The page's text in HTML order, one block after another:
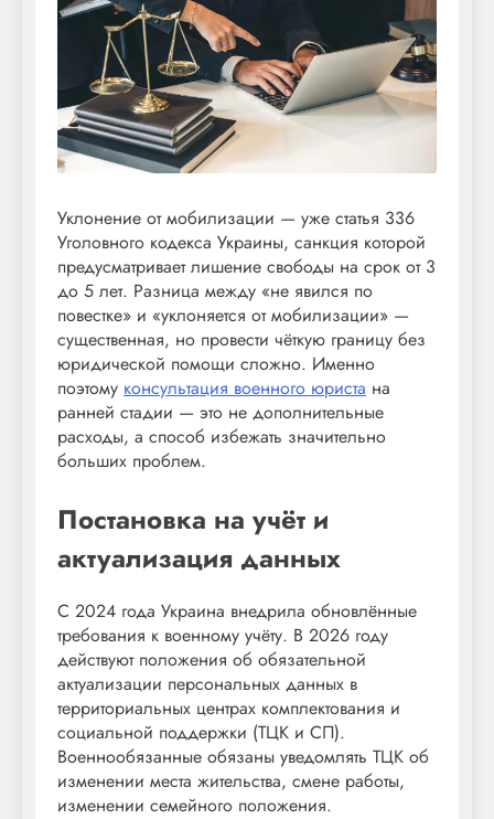
Уклонение от мобилизации — уже статья 336
Уголовного кодекса Украины, санкция которой
предусматривает лишение свободы на срок от 3
до 5 лет. Разница между «не явился по
повестке» и «уклоняется от мобилизации» —
существенная, но провести чёткую границу без
юридической помощи сложно. Именно
поэтому консультация военного юриста на
ранней стадии — это не дополнительные
расходы, а способ избежать значительно
больших проблем.
Постановка на учёт и
актуализация данных
С 2024 года Украина внедрила обновлённые
требования к военному учёту. В 2026 году
действуют положения об обязательной
актуализации персональных данных в
территориальных центрах комплектования и
социальной поддержки (ТЦК и СП).
Военнообязанные обязаны уведомлять ТЦК об
изменении места жительства, смене работы,
изменении семейного положения.